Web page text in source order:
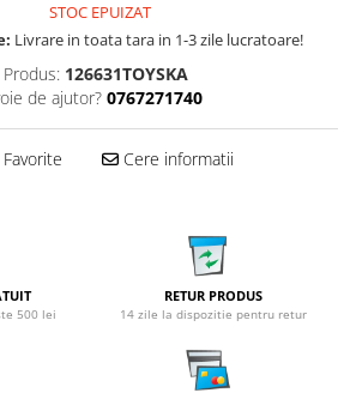
STOC EPUIZAT
Livrare in toata tara in 1-3 zile lucratoare!
126631TOYSKA
de ajutor? 0767271740
Cere informatii
500 lei
RETUR PRODUS
14 zile la dispozitie pentru retur